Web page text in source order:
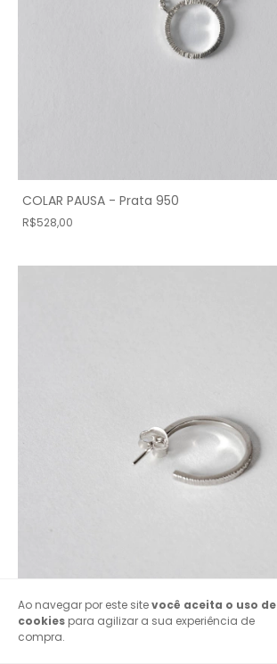
Ao navegar por este sitevocê aceita o uso de
cookies para agilizar a sua experiência de
compra.
COLAR PAUSA - Prata 950
R$528,00